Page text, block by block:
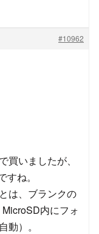
#10962
買いましたが、
ね。
は、ブランクの
内にフォ
動）。